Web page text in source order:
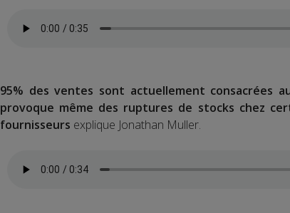
95% des ventes sont actuellement consacrées
provoque même des ruptures de stocks chez
fournisseurs explique Jonathan Muller.